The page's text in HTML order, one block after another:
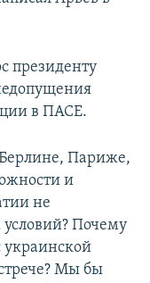
президенту
в ПАСЕ.
Париже,
и
не
Почему
украинской
Мы бы